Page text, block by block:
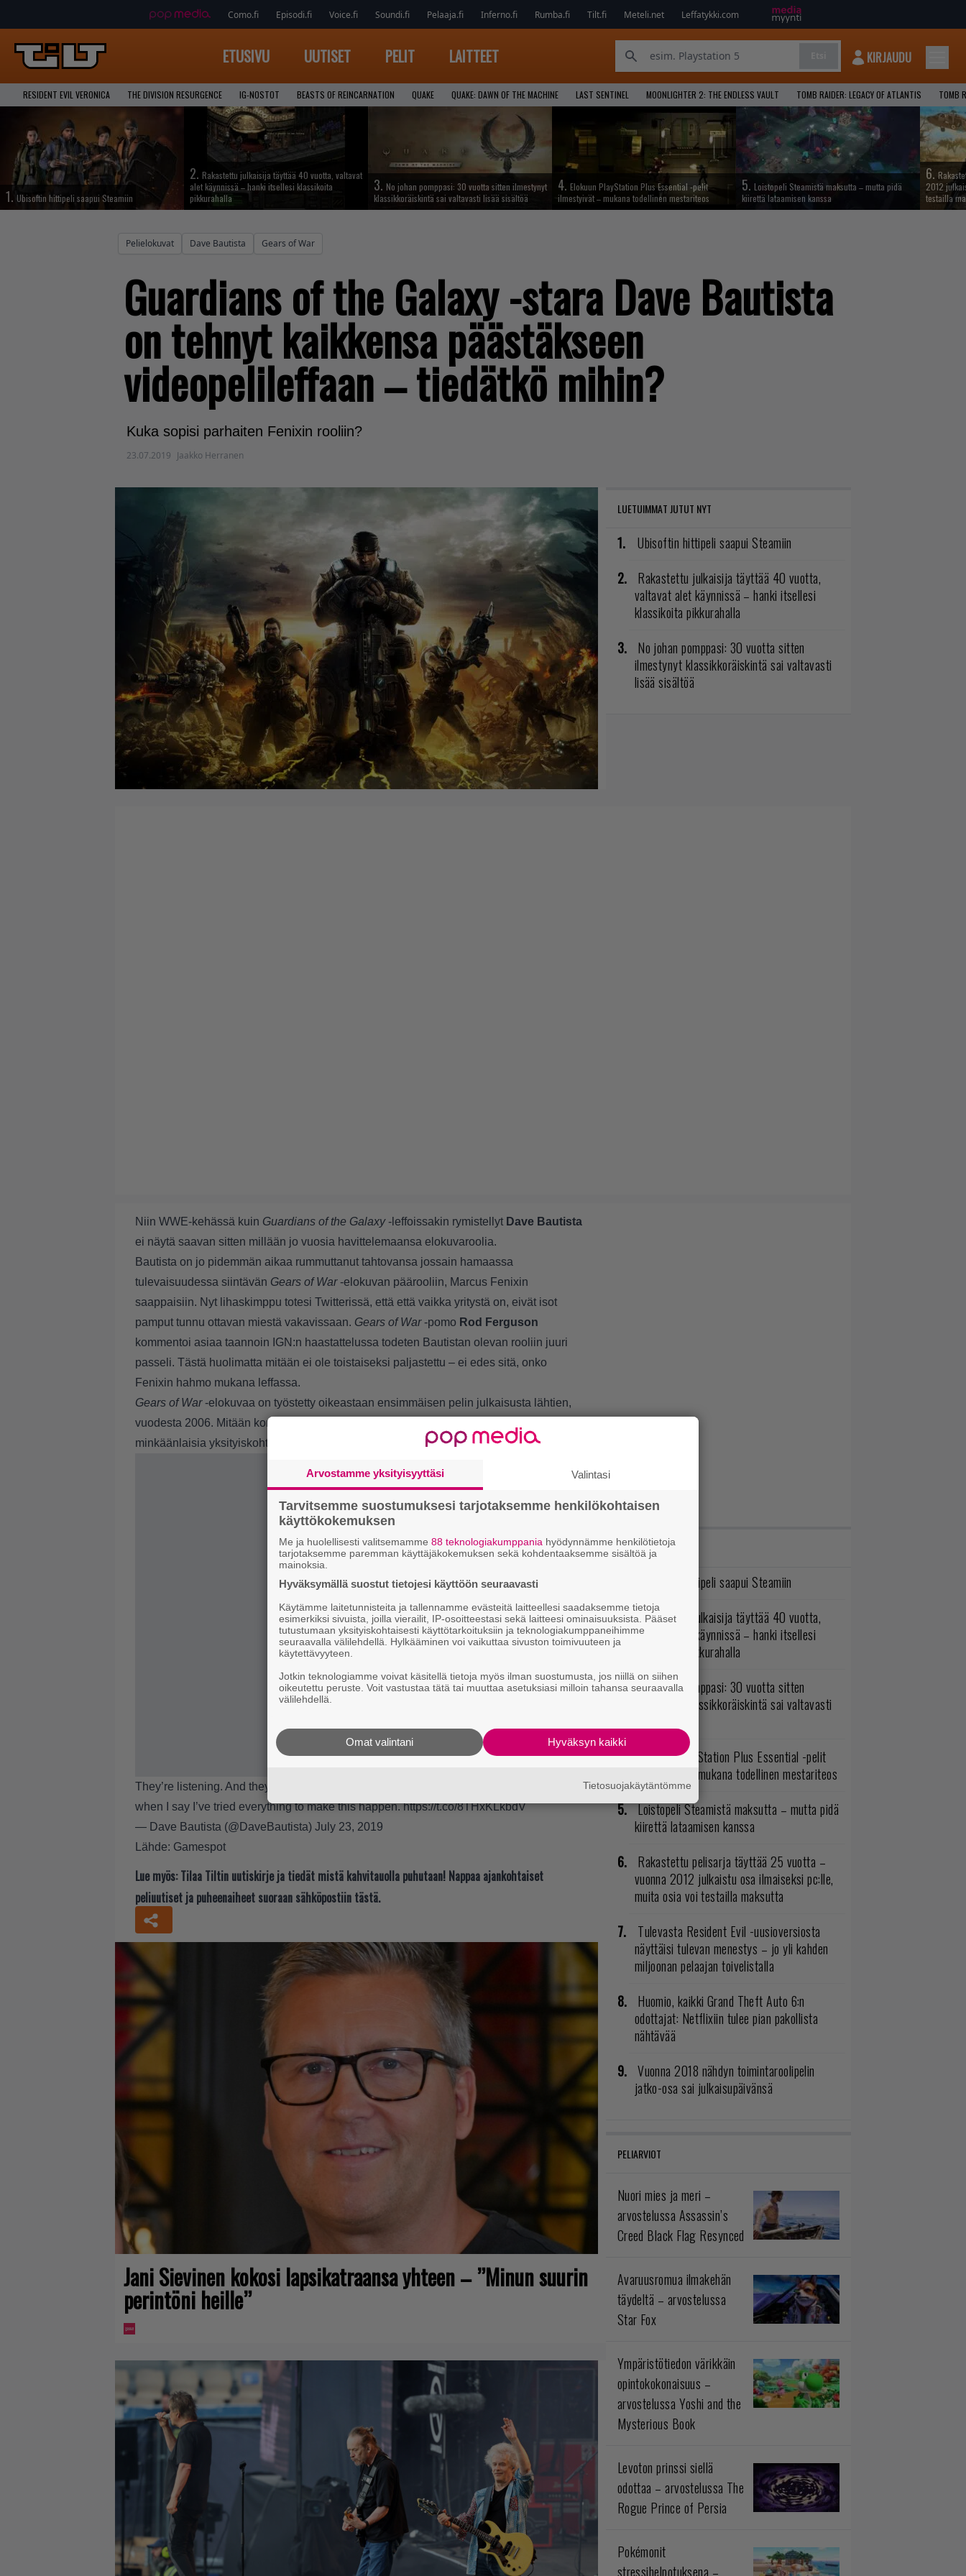
Como.fi Episodi.fi Voice.fi Soundi.fi Pelaaja.fi Inferno.fi Rumba.fi Tilt.fi Meteli.net Leffatykki.com
ETUSIVU UUTISET PELIT LAITTEET KIRJAUDU
RESIDENT EVIL VERONICA THE DIVISION RESURGENCE IG-NOSTOT BEASTS OF REINCARNATION QUAKE QUAKE: DAWN OF THE MACHINE LAST SENTINEL MOONLIGHTER 2: THE ENDLESS VAULT TOMB RAIDER: LEGACY OF ATLANTIS TOMB
1. Ubisoftin hittipeli saapui Steamiin
2. Rakastettu julkaisija täyttää 40 vuotta, valtavat
alet käynnissä – hanki itsellesi klassikoita
pikkurahalla
3. No johan pomppasi: 30 vuotta sitten ilmestynyt
klassikkoräiskintä sai valtavasti lisää sisältöä
4. Elokuun PlayStation Plus Essential -pelit
ilmestyivät – mukana todellinen mestariteos
5. Loistopeli Steamistä maksutta – mutta pidä
kiirettä lataamisen kanssa
6.
2012
testailla
Pelielokuvat Dave Bautista Gears of War
Guardians of the Galaxy -stara Dave Bautista
on tehnyt kaikkensa päästäkseen
videopelileffaan – tiedätkö mihin?
Kuka sopisi parhaiten Fenixin rooliin?
23.07.2019 Jaakko Herranen
LUETUIMMAT JUTUT NYT
Ubisoftin hittipeli saapui Steamiin
Rakastettu julkaisija täyttää 40 vuotta,
valtavat alet käynnissä – hanki itsellesi
klassikoita pikkurahalla
No johan pomppasi: 30 vuotta sitten
ilmestynyt klassikkoräiskintä sai valtavasti
lisää sisältöä
Niin WWE-kehässä kuin Guardians of the Galaxy-leffoissakin rymistellyt Dave Bautista
ei näytä saavan sitten millään jo vuosia havittelemaansa elokuvaroolia.
Bautista on jo pidemmän aikaa rummuttanut tahtovansa jossain hamaassa
tulevaisuudessa siintävän Gears of War-elokuvan päärooliin, Marcus Fenixin
saappaisiin. Nyt lihaskimppu totesi Twitterissä, että että vaikka yritystä on, eivät isot
pamput tunnu ottavan miestä vakavissaan. Gears of War-pomo Rod Ferguson
kommentoi asiaa taannoin IGN:n haastattelussa todeten Bautistan olevan rooliin juuri
passeli. Tästä huolimatta mitään ei ole toistaiseksi paljastettu – ei edes sitä, onko
Fenixin hahmo mukana leffassa.
Gears of War-elokuvaa on työstetty oikeastaan ensimmäisen pelin julkaisusta lähtien,
vuodesta 2006. Mitään konkreettista ei ole kuitenkaan toistaiseksi nähty, eikä
minkäänlaisia yksityiskohtia ole paljastettu.
They’re listening. And they could give AF! 🙄.. but thank you for the support. Believe me
when I say I’ve tried everything to make this happen.https://t.co/8THxKLkbdV
— Dave Bautista (@DaveBautista) July 23, 2019
Lähde: Gamespot
Lue myös: Tilaa Tiltin uutiskirje ja tiedät mistä kahvitauolla puhutaan! Nappaa ajankohtaiset
peliuutiset ja puheenaiheet suoraan sähköpostiin tästä.
Jani Sievinen kokosi lapsikatraansa yhteen – ”Minun suurin
perintöni heille”
LUETUIMMAT JUTUT
Ubisoftin hittipeli saapui Steamiin
Rakastettu julkaisija täyttää 40 vuotta,
valtavat alet käynnissä – hanki itsellesi
klassikoita pikkurahalla
No johan pomppasi: 30 vuotta sitten
ilmestynyt klassikkoräiskintä sai valtavasti
Elokuun PlayStation Plus Essential -pelit
ilmestyivät – mukana todellinen mestariteos
Loistopeli Steamistä maksutta – mutta pidä
kiirettä lataamisen kanssa
Rakastettu pelisarja täyttää 25 vuotta –
vuonna 2012 julkaistu osa ilmaiseksi pc:lle,
muita osia voi testailla maksutta
Tulevasta Resident Evil -uusioversiosta
näyttäisi tulevan menestys – jo yli kahden
miljoonan pelaajan toivelistalla
Huomio, kaikki Grand Theft Auto 6:n
odottajat: Netflixiin tulee pian pakollista
nähtävää
Vuonna 2018 nähdyn toimintaroolipelin
jatko-osa sai julkaisupäivänsä
PELIARVIOT
Nuori mies ja meri –
arvostelussa Assassin’s
Creed Black Flag Resynced
Avaruusromua ilmakehän
täydeltä – arvostelussa
Star Fox
Ympäristötiedon värikkäin
opintokokonaisuus –
arvostelussa Yoshi and the
Mysterious Book
Levoton prinssi siellä
odottaa – arvostelussa The
Rogue Prince of Persia
Pokémonit
stressihelpotuksena –
Arvostamme yksityisyyttäsi Valintasi
Tarvitsemme suostumuksesi tarjotaksemme henkilökohtaisen
käyttökokemuksen
Me ja huolellisesti valitsemamme 88 teknologiakumppania hyödynnämme henkilötietoja
tarjotaksemme paremman käyttäjäkokemuksen sekä kohdentaaksemme sisältöä ja
mainoksia.
Hyväksymällä suostut tietojesi käyttöön seuraavasti
Käytämme laitetunnisteita ja tallennamme evästeitä laitteellesi saadaksemme tietoja
esimerkiksi sivuista, joilla vierailit, IP-osoitteestasi sekä laitteesi ominaisuuksista. Pääset
tutustumaan yksityiskohtaisesti käyttötarkoituksiin ja teknologiakumppaneihimme
seuraavalla välilehdellä. Hylkääminen voi vaikuttaa sivuston toimivuuteen ja
käytettävyyteen.
Jotkin teknologiamme voivat käsitellä tietoja myös ilman suostumusta, jos niillä on siihen
oikeutettu peruste. Voit vastustaa tätä tai muuttaa asetuksiasi milloin tahansa seuraavalla
välilehdellä.
Hyväksyn kaikki
Omat valintani
Tietosuojakäytäntömme